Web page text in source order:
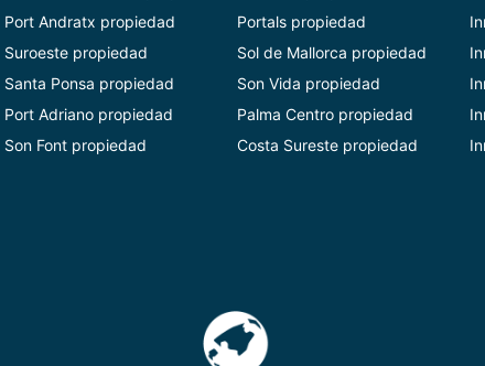
Port Andratx propiedad
Suroeste propiedad
Santa Ponsa propiedad
Port Adriano propiedad
Son Font propiedad
Portals propiedad
Sol de Mallorca propiedad
Son Vida propiedad
Palma Centro propiedad
Costa Sureste propiedad